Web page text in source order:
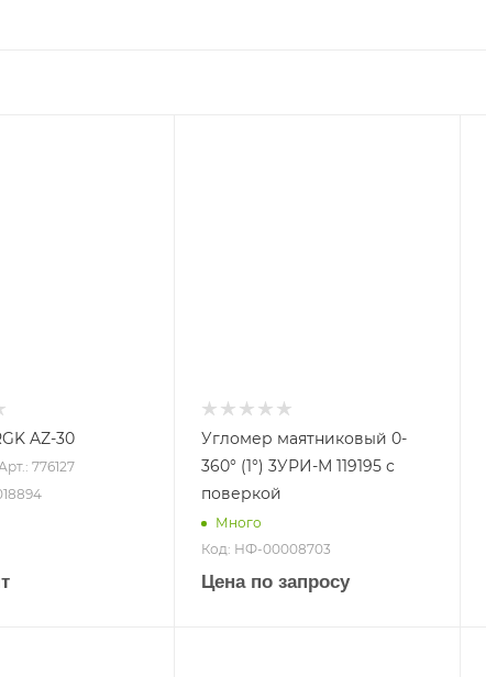
AZ-30
776127
Угломер маятниковый 0-
360° (1°) 3УРИ-М 119195 с
поверкой
Много
Код: НФ-00008703
Цена по запросу